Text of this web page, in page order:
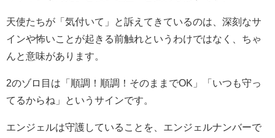
天使たちが「気付いて」と訴えてきているのは、深刻なサ
インや怖いことが起きる前触れというわけではなく、ちゃ
んと意味があります。
2のゾロ目は「順調！順調！そのままでOK」「いつも守っ
てるからね」というサインです。
エンジェルは守護していることを、エンジェルナンバーで